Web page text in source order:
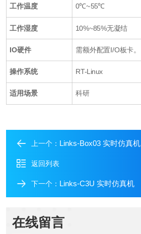
工作温度 0℃~55℃
工作湿度 10%~85%无凝结
IO硬件 需额外配置I/O板卡。
操作系统 RT-Linux
适用场景 科研
上一个： Links-Box03 实时仿真机
返回列表
下一个： Links-C3U 实时仿真机
在线留言